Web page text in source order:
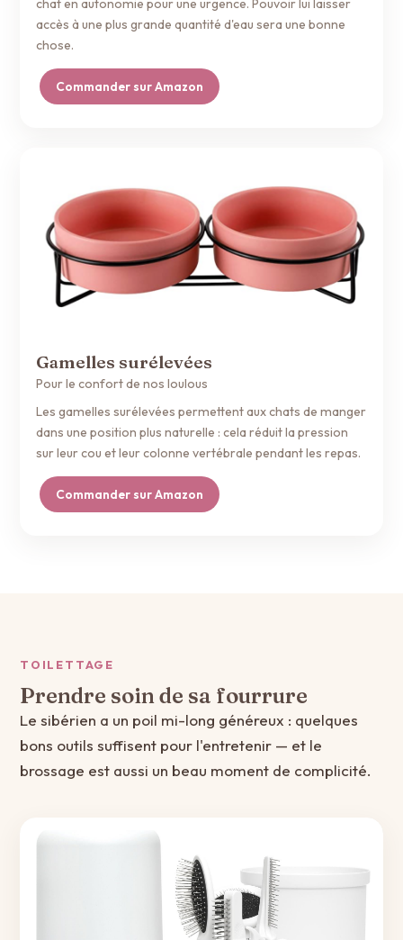
chat en autonomie pour une urgence. Pouvoir lui laisser
accès à une plus grande quantité d'eau sera une bonne
chose.
Commander sur Amazon
Gamelles surélevées
Pour le confort de nos loulous
Les gamelles surélevées permettent aux chats de manger
dans une position plus naturelle : cela réduit la pression
sur leur cou et leur colonne vertébrale pendant les repas.
Commander sur Amazon
TOILETTAGE
Prendre soin de sa fourrure
Le sibérien a un poil mi-long généreux : quelques
bons outils suffisent pour l'entretenir — et le
brossage est aussi un beau moment de complicité.